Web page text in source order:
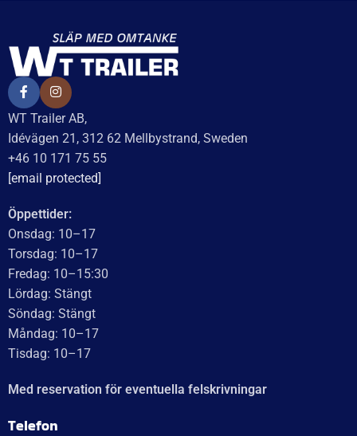
WT Trailer AB,
Idévägen 21, 312 62 Mellbystrand, Sweden
+46 10 171 75 55
[email protected]
Öppettider:
Onsdag: 10–17
Torsdag: 10–17
Fredag: 10–15:30
Lördag: Stängt
Söndag: Stängt
Måndag: 10–17
Tisdag: 10–17
Med reservation för eventuella felskrivningar
Telefon